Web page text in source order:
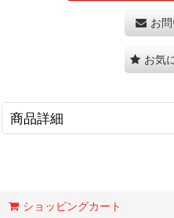
お
お気
商品詳細
ショッピングカート